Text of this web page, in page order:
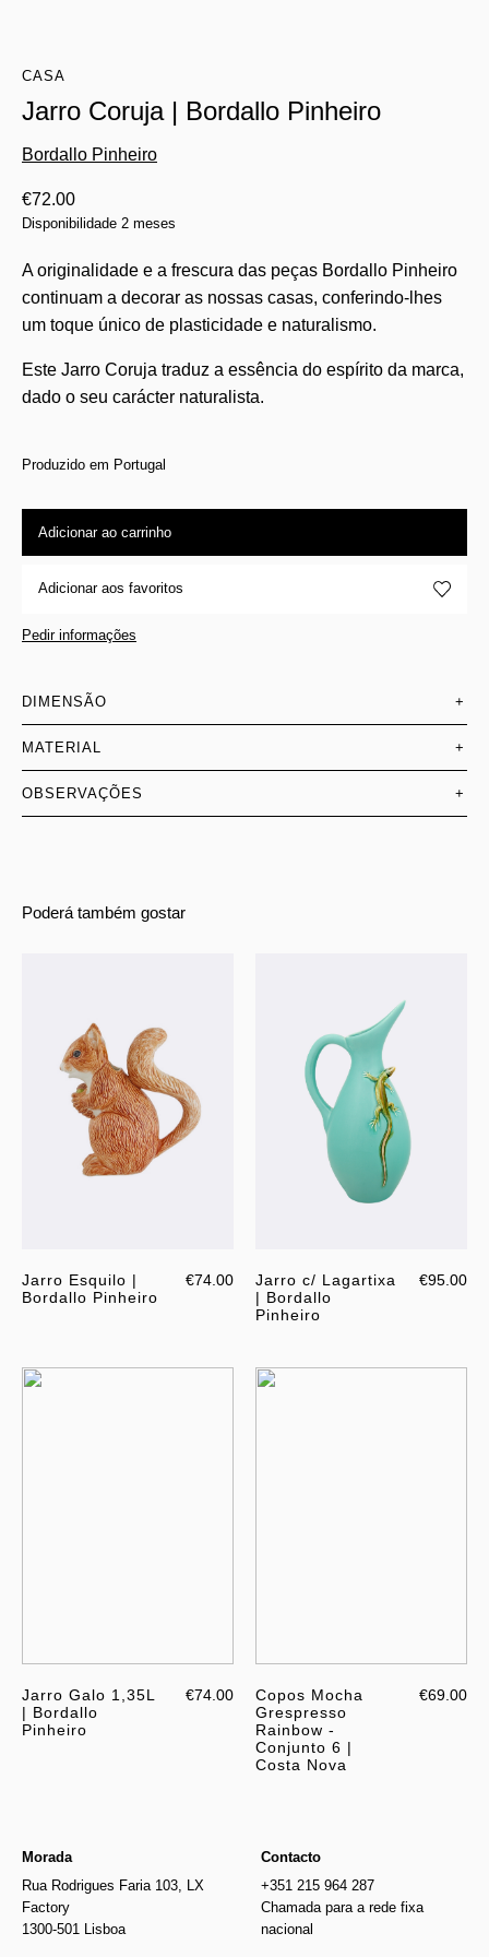
CASA
Jarro Coruja | Bordallo Pinheiro
Bordallo Pinheiro
€72.00
Disponibilidade 2 meses
A originalidade e a frescura das peças Bordallo Pinheiro
continuam a decorar as nossas casas, conferindo-lhes
um toque único de plasticidade e naturalismo.
Este Jarro Coruja traduz a essência do espírito da marca,
dado o seu carácter naturalista.
Produzido em Portugal
Adicionar ao carrinho
Adicionar aos favoritos
Pedir informações
DIMENSÃO +
MATERIAL +
OBSERVAÇÕES +
Poderá também gostar
Jarro Esquilo |
Bordallo Pinheiro
€74.00
Jarro c/ Lagartixa
| Bordallo
Pinheiro
€95.00
Jarro Galo 1,35L
| Bordallo
Pinheiro
€74.00
Copos Mocha
Grespresso
Rainbow -
Conjunto 6 |
Costa Nova
€69.00
Morada
Rua Rodrigues Faria 103, LX
Factory
1300-501 Lisboa
Contacto
+351 215 964 287
Chamada para a rede fixa
nacional